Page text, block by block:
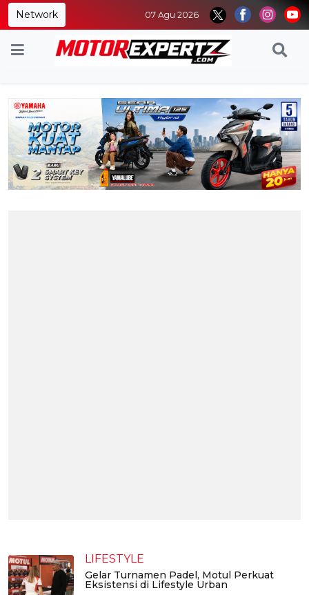
Network 07 Agu 2026
LIFESTYLE
Gelar Turnamen Padel, Motul Perkuat
Eksistensi di Lifestyle Urban